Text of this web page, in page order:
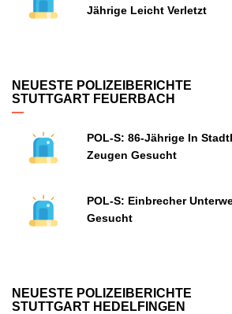
Jährige Leicht Verletzt
NEUESTE POLIZEIBERICHTE
STUTTGART FEUERBACH
POL-S: 86-Jährige In
Zeugen Gesucht
POL-S: Einbrecher
Gesucht
NEUESTE POLIZEIBERICHTE
STUTTGART HEDELFINGEN